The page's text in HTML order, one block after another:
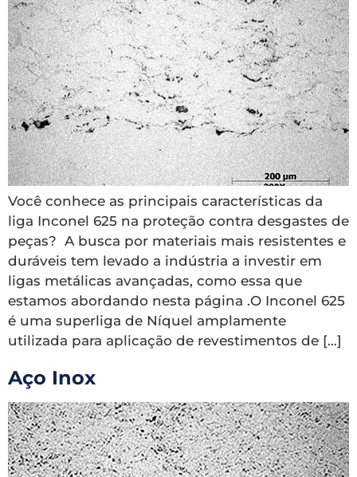
Você conhece as principais características da
liga Inconel 625 na proteção contra desgastes de
peças? A busca por materiais mais resistentes e
duráveis tem levado a indústria a investir em
ligas metálicas avançadas, como essa que
estamos abordando nesta página .O Inconel 625
é uma superliga de Níquel amplamente
utilizada para aplicação de revestimentos de […]
Aço Inox